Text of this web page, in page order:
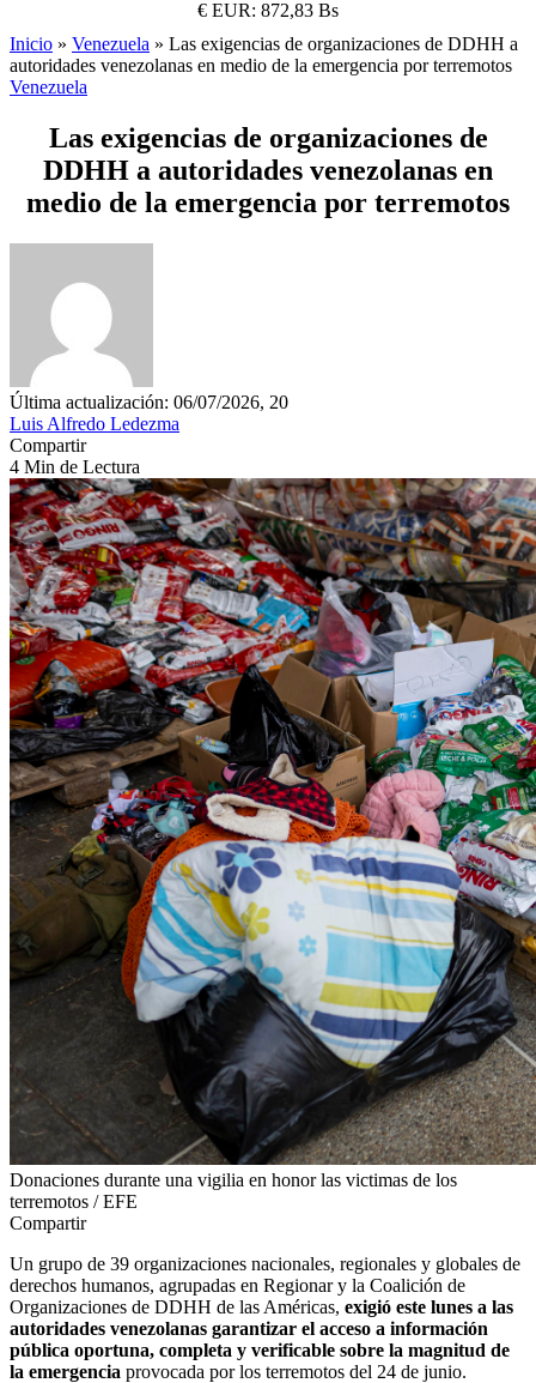
€ EUR: 872,83 Bs
Inicio » Venezuela » Las exigencias de organizaciones de DDHH a
autoridades venezolanas en medio de la emergencia por terremotos
Venezuela
Las exigencias de organizaciones de
DDHH a autoridades venezolanas en
medio de la emergencia por terremotos
Última actualización: 06/07/2026, 20
Luis Alfredo Ledezma
Compartir
4 Min de Lectura
Donaciones durante una vigilia en honor las victimas de los
terremotos / EFE
Compartir
Un grupo de 39 organizaciones nacionales, regionales y globales de
derechos humanos, agrupadas en Regionar y la Coalición de
Organizaciones de DDHH de las Américas, exigió este lunes a las
autoridades venezolanas garantizar el acceso a información
pública oportuna, completa y verificable sobre la magnitud de
la emergencia provocada por los terremotos del 24 de junio.